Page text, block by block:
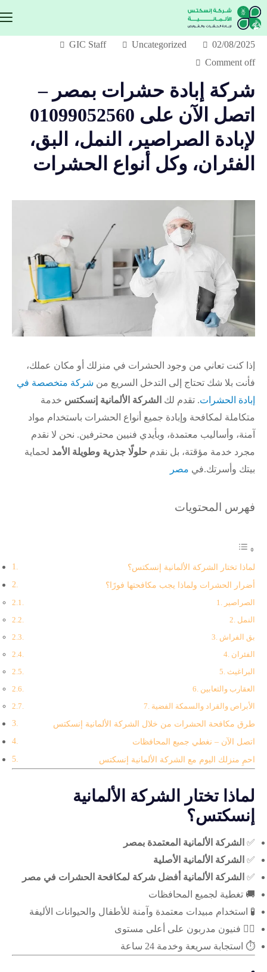
02/08/2025
Uncategorized
GIC Staff
Comment off
شركة إبادة حشرات بمصر –
اتصل الآن على 01099052560
لإبادة الصراصير، النمل، البق،
الفئران، وكل أنواع الحشرات
إذا كنت تعاني من وجود الحشرات في منزلك أو مكان عملك،
فأنت بلا شك تحتاج إلى التدخل السريع من شركة متخصصة في
إبادة الحشرات. تقدم لك الشركة الألمانية إنسكتس خدمة
متكاملة لمكافحة وإبادة جميع أنواع الحشرات باستخدام مواد
آمنة، وأساليب معتمدة، وبأيدي فنيين محترفين. نحن لا نقدم
مجرد خدمة مؤقتة، بل نقدم حلولًا جذرية وطويلة الأمد لحماية
بيتك وأسرتك.في مصر
فهرس المحتويات
لماذا تختار الشركة الألمانية إنسكتس؟
أضرار الحشرات ولماذا يجب مكافحتها فورًا؟
1. الصراصير
2. النمل
3. بق الفراش
4. الفئران
5. البراغيث
6. العقارب والثعابين
7. الأبراص والقراد والسمكة الفضية
طرق مكافحة الحشرات من خلال الشركة الألمانية إنسكتس
اتصل الآن – نغطي جميع المحافظات
احمِ منزلك اليوم مع الشركة الألمانية إنسكتس
لماذا تختار الشركة الألمانية
إنسكتس؟
✅ الشركة الألمانية المعتمدة بمصر
✅ الشركة الألمانية الأصلية
✅ الشركة الألمانية أفضل شركة لمكافحة الحشرات في مصر
🚚 تغطية لجميع المحافظات
🧪 استخدام مبيدات معتمدة وآمنة للأطفال والحيوانات الأليفة
👷‍♂️ فنيون مدربون على أعلى مستوى
⏱️ استجابة سريعة وخدمة 24 ساعة